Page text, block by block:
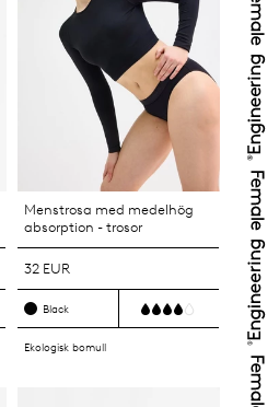
Menstrosa med medelhög
absorption - trosor
32 EUR
Black
Ekologisk bomull